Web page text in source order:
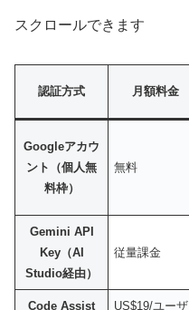
スクロールできます
認証方式 月額料金
Googleアカウ
ント（個人無
料枠）
無料
Gemini API
Key（AI
Studio経由）
従量課金
Code Assist US$19/ユーザ